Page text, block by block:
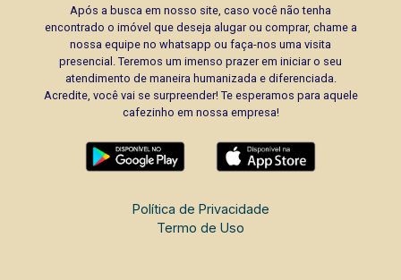
Após a busca em nosso site, caso você não tenha
encontrado o imóvel que deseja alugar ou comprar, chame a
nossa equipe no whatsapp ou faça-nos uma visita
presencial. Teremos um imenso prazer em iniciar o seu
atendimento de maneira humanizada e diferenciada.
Acredite, você vai se surpreender! Te esperamos para aquele
cafezinho em nossa empresa!
Política de Privacidade
Termo de Uso